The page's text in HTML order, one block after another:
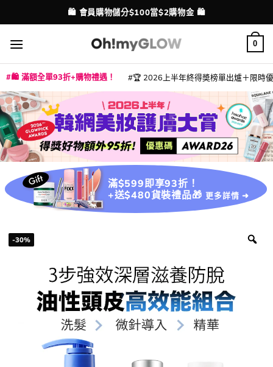
to
content
配送港澳
💳 支援消費券、FPS、八達通、PAYME、信用卡付款
0
🛍️ 滿額全單93折+購物禮遇！ 🏆 2026上半年終得奬榜單出爐＋限時
滿$599即享93折！
+送$480貨裝禮品🎁 更多詳情 ➜
-30%